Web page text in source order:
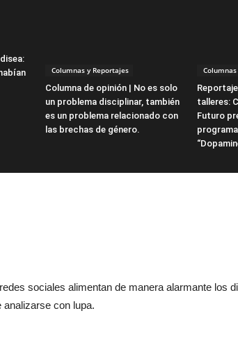
Columnas y Reportajes
Columna de opinión | No es solo
un problema disciplinar, también
es un problema relacionado con
las brechas de género.
talleres:
Futuro
sociales alimentan de manera alarmante los
analizarse con lupa.